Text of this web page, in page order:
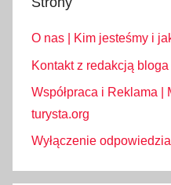
O nas | Kim jesteśmy i
Kontakt z redakcją
Współpraca i Reklama |
turysta.org
Wyłączenie